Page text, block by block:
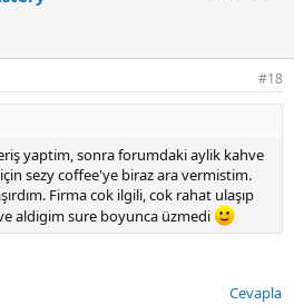
#18
yaptim, sonra forumdaki aylik kahve
sezy coffee'ye biraz ara vermistim.
Firma cok ilgili, cok rahat ulaşıp
aldigim sure boyunca üzmedi
Cevapla